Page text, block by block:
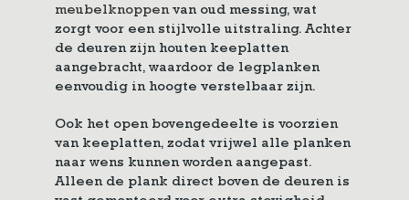
meubelknoppenvan oud messing, wat
zorgt voor een stijlvolle uitstraling. Achter
de deuren zijn houten keeplatten
aangebracht, waardoor de legplanken
eenvoudig in hoogte verstelbaar zijn.
Ook het open bovengedeelte is voorzien
van keeplatten, zodat vrijwel alle planken
naar wens kunnen worden aangepast.
Alleen de plank direct boven de deuren is